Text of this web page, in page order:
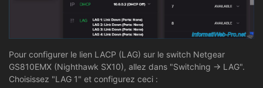
Pour configurer le lien LACP (LAG) sur le switch Netgear
GS810EMX (Nighthawk SX10), allez dans "Switching -> LAG".
Choisissez "LAG 1" et configurez ceci :